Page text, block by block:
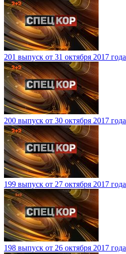
201 выпуск от 31 октября 2017 года
200 выпуск от 30 октября 2017 года
199 выпуск от 27 октября 2017 года
198 выпуск от 26 октября 2017 года